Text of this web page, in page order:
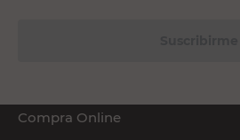
Compra Online